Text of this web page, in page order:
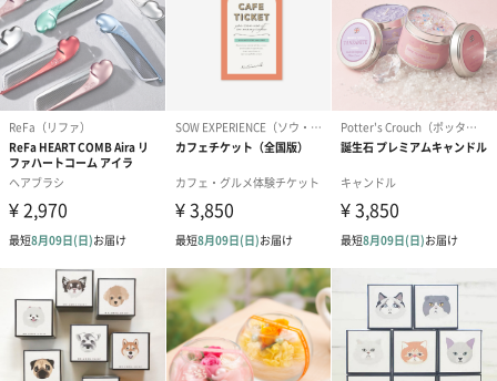
結婚祝い（御結婚御
祝）（110円）
出産祝い（御出産御
祝）（110円）
結婚内祝い（
（110円）
結婚祝いちょい足しギフト
結婚祝いギフトへの＋αにおすすめです。新生活を彩るギフトオプ
ションをご用意いたしました。
商品と同梱してお届けいたします。